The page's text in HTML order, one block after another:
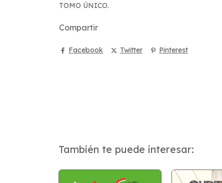
TOMO ÚNICO.
Compartir
Facebook Twitter Pinterest
También te puede interesar: